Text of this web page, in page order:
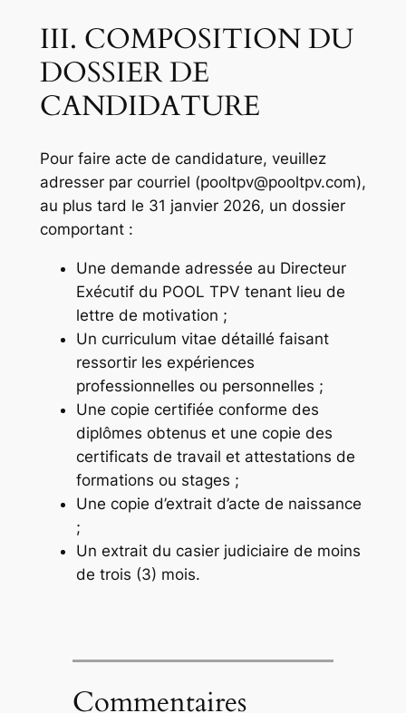
III. COMPOSITION DU
DOSSIER DE
CANDIDATURE
Pour faire acte de candidature, veuillez
adresser par courriel (pooltpv@pooltpv.com),
au plus tard le 31 janvier 2026, un dossier
comportant :
Une demande adressée au Directeur
Exécutif du POOL TPV tenant lieu de
lettre de motivation ;
Un curriculum vitae détaillé faisant
ressortir les expériences
professionnelles ou personnelles ;
Une copie certifiée conforme des
diplômes obtenus et une copie des
certificats de travail et attestations de
formations ou stages ;
Une copie d’extrait d’acte de naissance
;
Un extrait du casier judiciaire de moins
de trois (3) mois.
Commentaires